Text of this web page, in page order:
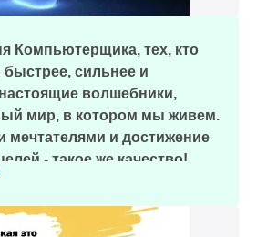
Компьютерщика, тех, кто
сильнее и
волшебники,
мир, в котором мы живем.
и достижение
- такое же качество!